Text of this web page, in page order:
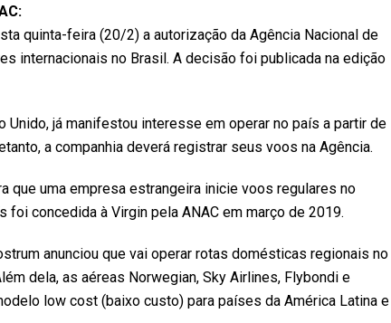
quinta-feira (20/2) a autorização da Agência Nacional de
internacionais no Brasil. A decisão foi publicada na edição
Unido, já manifestou interesse em operar no país a partir de
a companhia deverá registrar seus voos na Agência.
que uma empresa estrangeira inicie voos regulares no
foi concedida à Virgin pela ANAC em março de 2019.
anunciou que vai operar rotas domésticas regionais no
dela, as aéreas Norwegian, Sky Airlines, Flybondi e
low cost (baixo custo) para países da América Latina e